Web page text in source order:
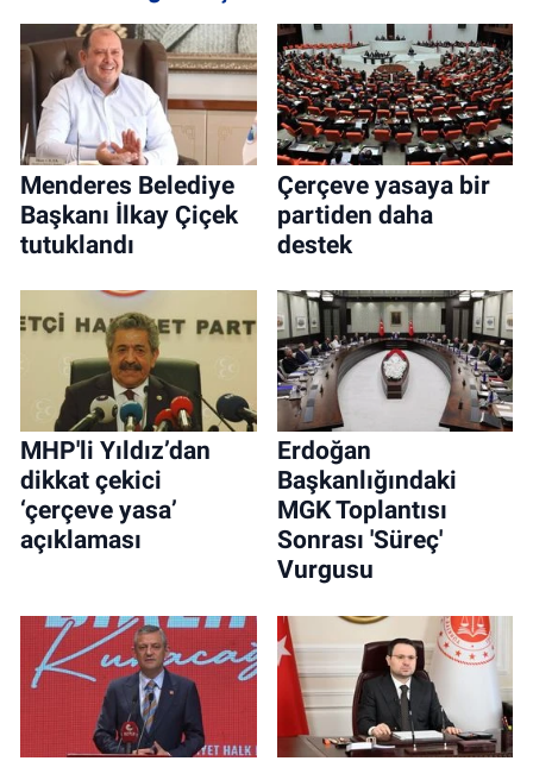
Menderes Belediye
Başkanı İlkay Çiçek
tutuklandı
Çerçeve yasaya bir
partiden daha
destek
MHP'li Yıldız’dan
dikkat çekici
‘çerçeve yasa’
açıklaması
Erdoğan
Başkanlığındaki
MGK Toplantısı
Sonrası 'Süreç'
Vurgusu